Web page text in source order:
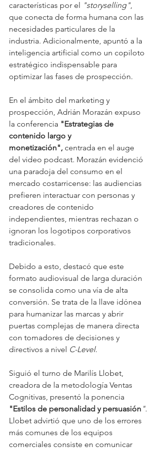
características por el "storyselling",
que conecta de forma humana con las
necesidades particulares de la
industria. Adicionalmente, apuntó a la
inteligencia artificial como un copiloto
estratégico indispensable para
optimizar las fases de prospección.
En el ámbito del marketing y
prospección, Adrián Morazán expuso
la conferencia "Estrategias de
contenido largo y
monetización", centrada en el auge
del video podcast. Morazán evidenció
una paradoja del consumo en el
mercado costarricense: las audiencias
prefieren interactuar con personas y
creadores de contenido
independientes, mientras rechazan o
ignoran los logotipos corporativos
tradicionales.
Debido a esto, destacó que este
formato audiovisual de larga duración
se consolida como una vía de alta
conversión. Se trata de la llave idónea
para humanizar las marcas y abrir
puertas complejas de manera directa
con tomadores de decisiones y
directivos a nivel C-Level.
Siguió el turno de Marilís Llobet,
creadora de la metodología Ventas
Cognitivas, presentó la ponencia
"Estilos de personalidad y persuasión ".
Llobet advirtió que uno de los errores
más comunes de los equipos
comerciales consiste en comunicar